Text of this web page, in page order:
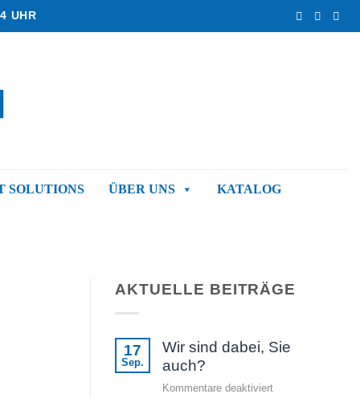
SOLUTIONS ÜBER UNS KATALOG
AKTUELLE BEITRÄGE
17
Sep.
Wir sind dabei, Sie
auch?
Kommentare deaktiviertfür